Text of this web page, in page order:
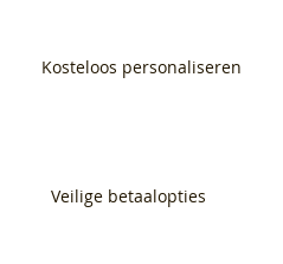
Kosteloos personaliseren
Veilige betaalopties